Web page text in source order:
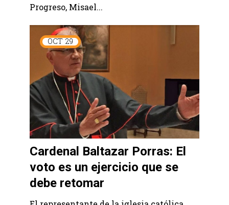
Progreso, Misael...
OCT 29
Cardenal Baltazar Porras: El
voto es un ejercicio que se
debe retomar